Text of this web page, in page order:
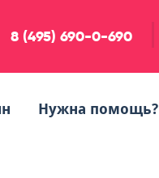
8 (495) 690-0-690
Нужна помощь?